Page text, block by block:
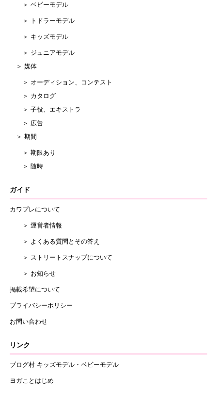
＞ ベビーモデル
＞ トドラーモデル
＞ キッズモデル
＞ ジュニアモデル
＞ 媒体
＞ オーディション、コンテスト
＞ カタログ
＞ 子役、エキストラ
＞ 広告
＞ 期間
＞ 期限あり
＞ 随時
ガイド
カワプレについて
＞ 運営者情報
＞ よくある質問とその答え
＞ ストリートスナップについて
＞ お知らせ
掲載希望について
プライバシーポリシー
お問い合わせ
リンク
ブログ村 キッズモデル・ベビーモデル
ヨガことはじめ